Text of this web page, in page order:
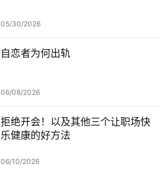
05/30/2026
自恋者为何出轨
06/08/2026
拒绝开会！以及其他三个让职场快
乐健康的好方法
06/10/2026